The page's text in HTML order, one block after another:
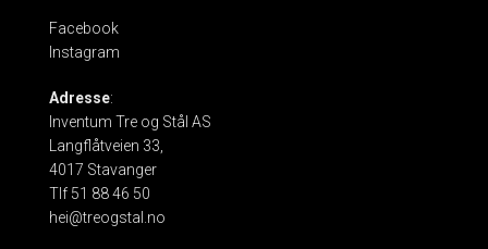
Facebook
Instagram
Adresse:
Inventum Tre og Stål AS
Langflåtveien 33,
4017 Stavanger
Tlf 51 88 46 50
hei@treogstal.no